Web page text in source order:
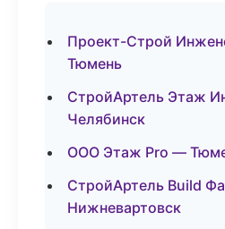
Проект-Строй
Тюмень
СтройАртель Этаж
Челябинск
ООО Этаж Pro —
СтройАртель Build
Нижневартовск